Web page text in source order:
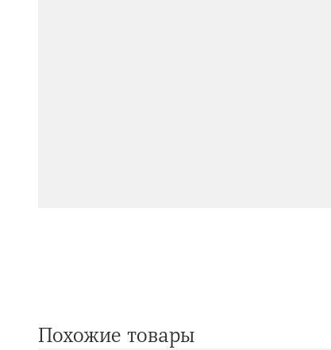
Похожие товары